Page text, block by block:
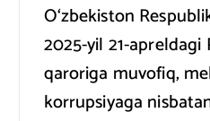
O‘zbekiston
2025-yil 21-apreldagi
qaroriga muvofiq,
korrupsiyaga